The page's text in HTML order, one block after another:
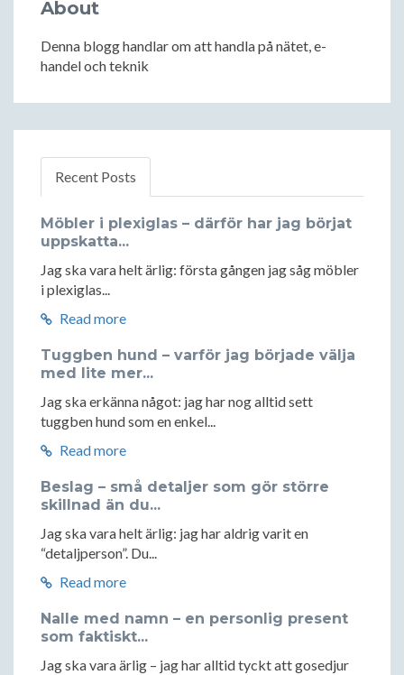
About
Denna blogg handlar om att handla på nätet, e-
handel och teknik
Recent Posts
Möbler i plexiglas – därför har jag börjat
uppskatta...
Jag ska vara helt ärlig: första gången jag såg möbler
i plexiglas...
Read more
Tuggben hund – varför jag började välja
med lite mer...
Jag ska erkänna något: jag har nog alltid sett
tuggben hund som en enkel...
Read more
Beslag – små detaljer som gör större
skillnad än du...
Jag ska vara helt ärlig: jag har aldrig varit en
“detaljperson”. Du...
Read more
Nalle med namn – en personlig present
som faktiskt...
Jag ska vara ärlig – jag har alltid tyckt att gosedjur